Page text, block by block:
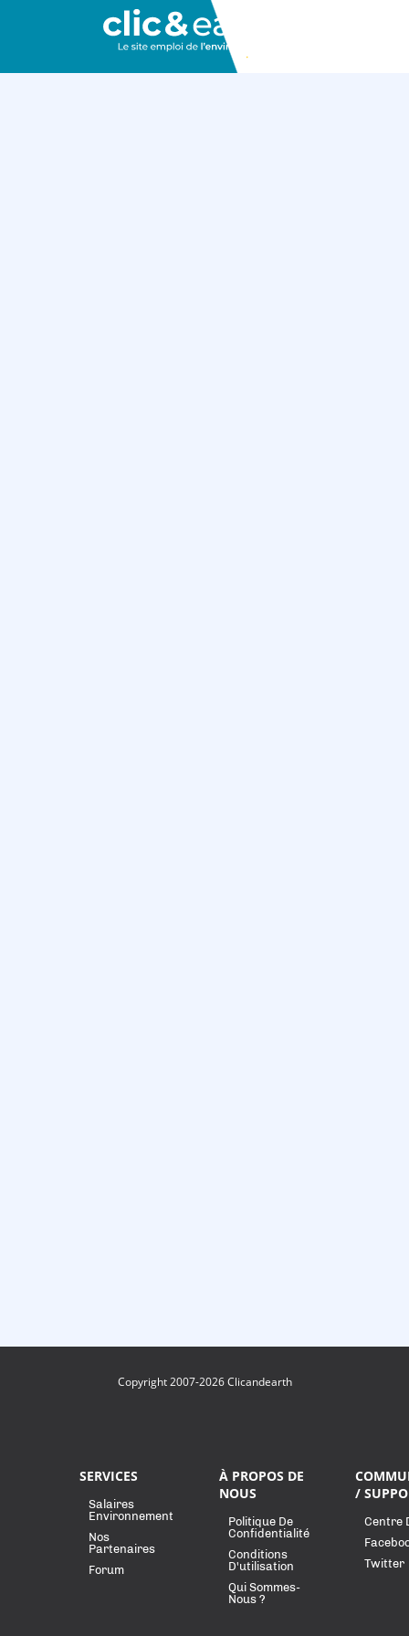
Copyright 2007-2026 Clicandearth
SERVICES
Salaires
Environnement
Nos
Partenaires
Forum
À PROPOS DE
NOUS
Politique De
Confidentialité
Conditions
D'utilisation
Qui Sommes-
Nous ?
/
Centre
Twitter